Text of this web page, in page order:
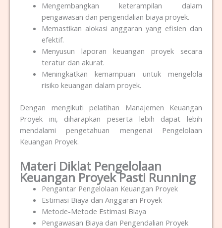
Mengembangkan keterampilan dalam
pengawasan dan pengendalian biaya proyek.
Memastikan alokasi anggaran yang efisien dan
efektif.
Menyusun laporan keuangan proyek secara
teratur dan akurat.
Meningkatkan kemampuan untuk mengelola
risiko keuangan dalam proyek.
Dengan mengikuti pelatihan Manajemen Keuangan
Proyek ini, diharapkan peserta lebih dapat lebih
mendalami pengetahuan mengenai Pengelolaan
Keuangan Proyek.
Materi Diklat Pengelolaan
Keuangan Proyek Pasti Running
Pengantar Pengelolaan Keuangan Proyek
Estimasi Biaya dan Anggaran Proyek
Metode-Metode Estimasi Biaya
Pengawasan Biaya dan Pengendalian Proyek